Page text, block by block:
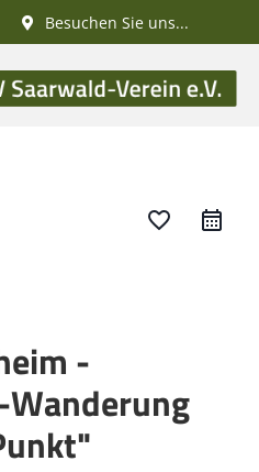
Besuchen Sie uns...
favorite_border
-